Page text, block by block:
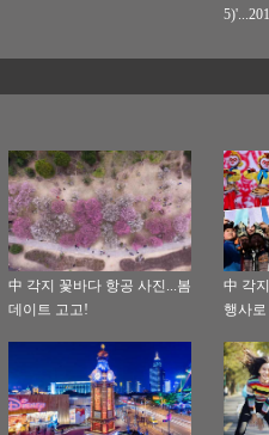
中 각지 꽃바다 항공 사진...봄
데이트 고고!
中 각
행사